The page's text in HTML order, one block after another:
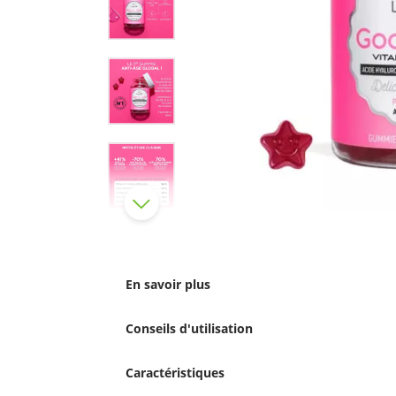
En savoir plus
Conseils d'utilisation
Caractéristiques